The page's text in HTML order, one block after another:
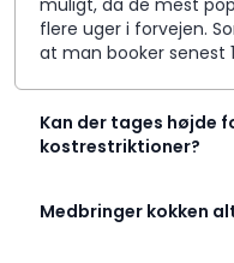
muligt, da de mest
flere uger i forvejen.
at man booker senest
Kan der tages højde
kostrestriktioner?
Medbringer kokken